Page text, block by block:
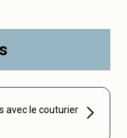
avec le couturier